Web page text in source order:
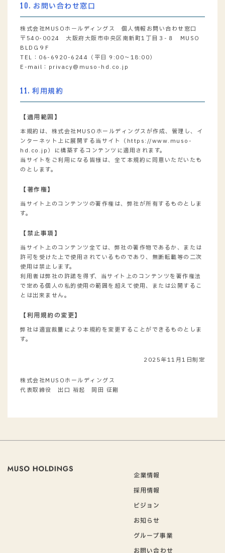
10. お問い合わせ窓口
株式会社MUSOホールディングス 個人情報お問い合わせ窓口
〒540-0024 大阪府大阪市中央区南新町1丁目３-８ MUSO
BLDG９F
TEL：06-6920-6244（平日 9:00～18:00）
E-mail：privacy@muso-hd.co.jp
11. 利用規約
【適用範囲】
本規約は、株式会社MUSOホールディングスが作成、管理し、イ
ンターネット上に展開する当サイト（https://www.muso-
hd.co.jp）に構築するコンテンツに適用されます。
当サイトをご利用になる皆様は、全て本規約に同意いただいたも
のとします。
【著作権】
当サイト上のコンテンツの著作権は、弊社が所有するものとしま
す。
【禁止事項】
当サイト上のコンテンツ全ては、弊社の著作物であるか、または
許可を受けた上で使用されているものであり、無断転載等の二次
使用は禁止します。
利用者は弊社の許諾を得ず、当サイト上のコンテンツを著作権法
で定める個人の私的使用の範囲を超えて使用、または公開するこ
とは出来ません。
【利用規約の変更】
弊社は適宜裁量により本規約を変更することができるものとしま
す。
2025年11月1日制定
株式会社MUSOホールディングス
代表取締役 出口 裕起 岡田 征剛
企業情報
採用情報
ビジョン
お知らせ
グループ事業
お問い合わせ